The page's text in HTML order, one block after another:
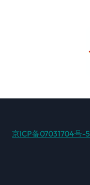
京ICP备07031704号-5